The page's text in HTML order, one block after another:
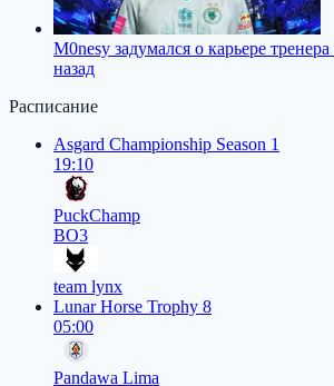
M0nesy задумался о карьере
назад
Расписание
Asgard Championship Season 1
19:10
PuckChamp
BO3
team lynx
Lunar Horse Trophy 8
05:00
Pandawa Lima